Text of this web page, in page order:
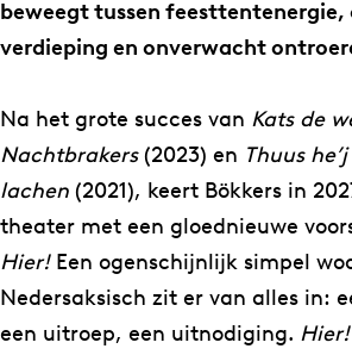
s
–
i
e
r
e
r
–
H
i
e
r
!
beweegt tussen feesttentenergie,
verdieping en onverwacht
Na het grote succes van Kats de
Nachtbrakers(2023) en Thuus
lachen (2021), keert Bökkers in
theater met een gloednieuwe
Hier!Een ogenschijnlijk simpel
Nedersaksisch zit er van alles in:
een uitroep, een uitnodiging. Hier!